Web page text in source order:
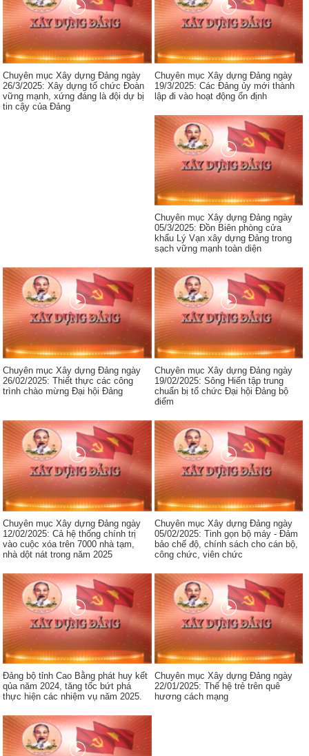
Chuyên mục Xây dựng Đảng ngày
26/3/2025: Xây dựng tổ chức Đoàn
vững mạnh, xứng đáng là đội dự bị
tin cậy của Đảng
Chuyên mục Xây dựng Đảng ngày
19/3/2025: Các Đảng ủy mới thành
lập đi vào hoạt động ổn định
Chuyên mục Xây dựng Đảng ngày
05/3/2025: Đồn Biên phòng cửa
khẩu Lý Vạn xây dựng Đảng trong
sạch vững mạnh toàn diện
Chuyên mục Xây dựng Đảng ngày
26/02/2025: Thiết thực các công
trình chào mừng Đại hội Đảng
Chuyên mục Xây dựng Đảng ngày
19/02/2025: Sông Hiến tập trung
chuẩn bị tổ chức Đại hội Đảng bộ
điểm
Chuyên mục Xây dựng Đảng ngày
12/02/2025: Cả hệ thống chính trị
vào cuộc xóa trên 7000 nhà tạm,
nhà dột nát trong năm 2025
Chuyên mục Xây dựng Đảng ngày
05/02/2025: Tinh gọn bộ máy - Đảm
bảo chế độ, chính sách cho cán bộ,
công chức, viên chức
Đảng bộ tỉnh Cao Bằng phát huy kết
qủa năm 2024, tăng tốc bứt phá
thực hiện các nhiệm vụ năm 2025.
Chuyên mục Xây dựng Đảng ngày
22/01/2025: Thế hệ trẻ trên quê
hương cách mạng